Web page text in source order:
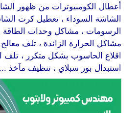
أعطال الكومبيوترات من ظهور
الشاشة السوداء ، تعطيل كرت
الرسومات ، مشاكل وحدات الطاقة و
مشاكل الحرارة الزائدة ، تلف
اقلاع الحاسوب بشكل متكرر ، تلف
استبدال بور سبلاي ، تنظيف مآخذ ...